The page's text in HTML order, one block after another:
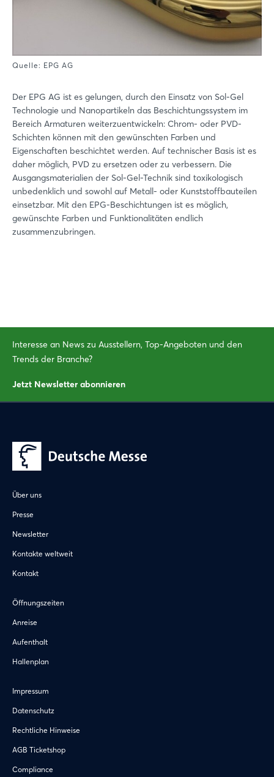
Quelle: EPG AG
Der EPG AG ist es gelungen, durch den Einsatz von Sol-Gel
Technologie und Nanopartikeln das Beschichtungssystem im
Bereich Armaturen weiterzuentwickeln: Chrom- oder PVD-
Schichten können mit den gewünschten Farben und
Eigenschaften beschichtet werden. Auf technischer Basis ist es
daher möglich, PVD zu ersetzen oder zu verbessern. Die
Ausgangsmaterialien der Sol-Gel-Technik sind toxikologisch
unbedenklich und sowohl auf Metall- oder Kunststoffbauteilen
einsetzbar. Mit den EPG-Beschichtungen ist es möglich,
gewünschte Farben und Funktionalitäten endlich
zusammenzubringen.
Interesse an News zu Ausstellern, Top-Angeboten und den
Trends der Branche?
Jetzt Newsletter abonnieren
Über uns
Presse
Newsletter
Kontakte weltweit
Kontakt
Öffnungszeiten
Anreise
Aufenthalt
Hallenplan
Impressum
Datenschutz
Rechtliche Hinweise
AGB Ticketshop
Compliance
Login
Einloggen
Passwort vergessen?